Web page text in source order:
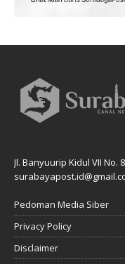
Jl. Banyuurip Kidul VII No.
Pedoman Media Siber
Privacy Policy
Disclaimer